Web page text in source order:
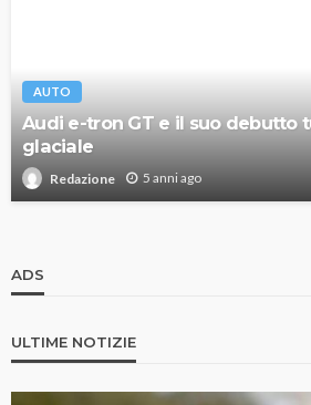
AUTO
Audi e-tron GT e il suo debutto
glaciale
Redazione 5 anni ago
ADS
ULTIME NOTIZIE